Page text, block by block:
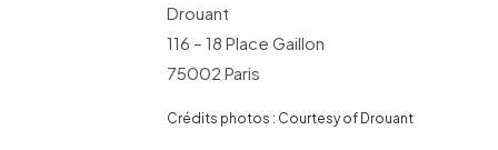
Drouant
116 – 18 Place Gaillon
75002 Paris
Crédits photos : Courtesy of Drouant